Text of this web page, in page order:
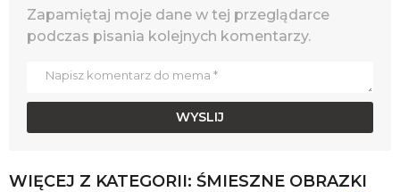
Zapamiętaj moje dane w tej przeglądarce
podczas pisania kolejnych komentarzy.
WIĘCEJ Z KATEGORII: ŚMIESZNE OBRAZKI